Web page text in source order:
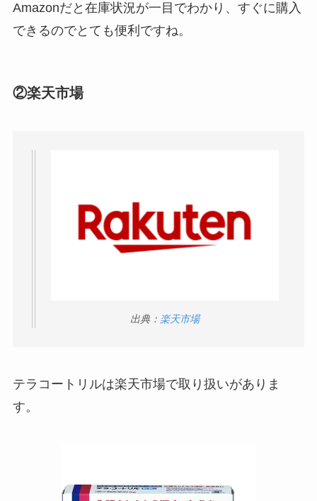
ガツンと杏仁豆腐はどこに売ってる？販売終了で
食紅はどこで買える？ダイソーやセリアなどの100
均で売ってる？
インソールはどこに売ってる？100均やドラッグス
トアで買える！
LANケーブルはどこで買える？ドンキや100均に売
Amazonだと在庫状況が一目でわかり、すぐに購入
できるのでとても便利ですね。
②楽天市場
出典： 楽天市場
テラコートリルは楽天市場で取り扱いがありま
す。